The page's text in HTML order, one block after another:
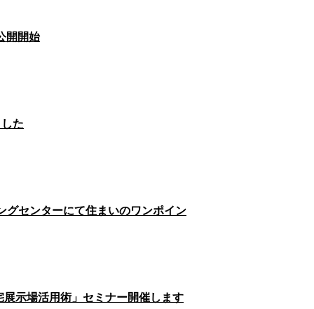
開開始
た
グセンターにて住まいのワンポイン
示場活用術」セミナー開催します